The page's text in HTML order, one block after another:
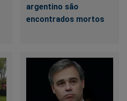
argentino são
encontrados mortos